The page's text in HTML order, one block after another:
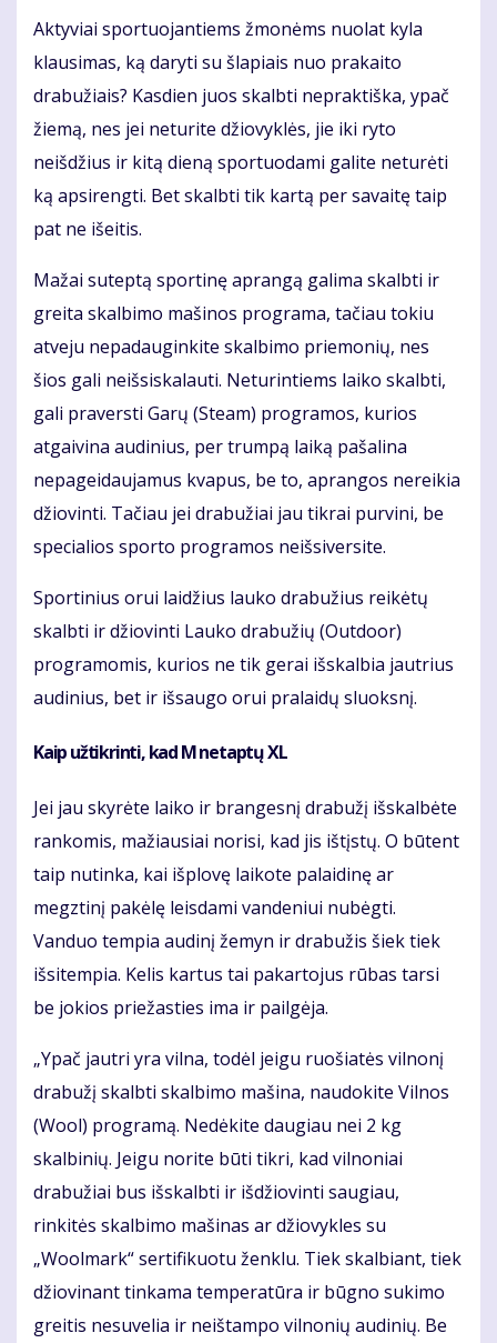
Aktyviai sportuojantiems žmonėms nuolat kyla
klausimas, ką daryti su šlapiais nuo prakaito
drabužiais? Kasdien juos skalbti nepraktiška, ypač
žiemą, nes jei neturite džiovyklės, jie iki ryto
neišdžius ir kitą dieną sportuodami galite neturėti
ką apsirengti. Bet skalbti tik kartą per savaitę taip
pat ne išeitis.
Mažai suteptą sportinę aprangą galima skalbti ir
greita skalbimo mašinos programa, tačiau tokiu
atveju nepadauginkite skalbimo priemonių, nes
šios gali neišsiskalauti. Neturintiems laiko skalbti,
gali praversti Garų (Steam) programos, kurios
atgaivina audinius, per trumpą laiką pašalina
nepageidaujamus kvapus, be to, aprangos nereikia
džiovinti. Tačiau jei drabužiai jau tikrai purvini, be
specialios sporto programos neišsiversite.
Sportinius orui laidžius lauko drabužius reikėtų
skalbti ir džiovinti Lauko drabužių (Outdoor)
programomis, kurios ne tik gerai išskalbia jautrius
audinius, bet ir išsaugo orui pralaidų sluoksnį.
Kaip užtikrinti, kad M netaptų XL
Jei jau skyrėte laiko ir brangesnį drabužį išskalbėte
rankomis, mažiausiai norisi, kad jis ištįstų. O būtent
taip nutinka, kai išplovę laikote palaidinę ar
megztinį pakėlę leisdami vandeniui nubėgti.
Vanduo tempia audinį žemyn ir drabužis šiek tiek
išsitempia. Kelis kartus tai pakartojus rūbas tarsi
be jokios priežasties ima ir pailgėja.
„Ypač jautri yra vilna, todėl jeigu ruošiatės vilnonį
drabužį skalbti skalbimo mašina, naudokite Vilnos
(Wool) programą. Nedėkite daugiau nei 2 kg
skalbinių. Jeigu norite būti tikri, kad vilnoniai
drabužiai bus išskalbti ir išdžiovinti saugiau,
rinkitės skalbimo mašinas ar džiovykles su
„Woolmark“ sertifikuotu ženklu. Tiek skalbiant, tiek
džiovinant tinkama temperatūra ir būgno sukimo
greitis nesuvelia ir neištampo vilnonių audinių. Be